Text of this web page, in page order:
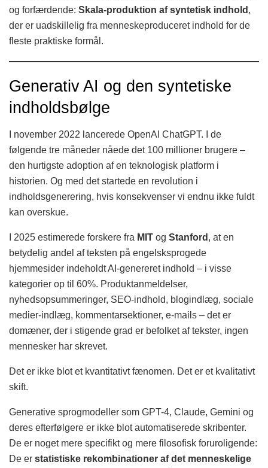
og forfærdende: Skala-produktion af syntetisk indhold ,
der er uadskillelig fra menneskeproduceret indhold for de
fleste praktiske formål.
Generativ AI og den syntetiske
indholdsbølge
I november 2022 lancerede OpenAI ChatGPT. I de
følgende tre måneder nåede det 100 millioner brugere –
den hurtigste adoption af en teknologisk platform i
historien. Og med det startede en revolution i
indholdsgenerering, hvis konsekvenser vi endnu ikke fuldt
kan overskue.
I 2025 estimerede forskere fra MIT og Stanford , at en
betydelig andel af teksten på engelsksprogede
hjemmesider indeholdt AI-genereret indhold – i visse
kategorier op til 60%. Produktanmeldelser,
nyhedsopsummeringer, SEO-indhold, blogindlæg, sociale
medier-indlæg, kommentarsektioner, e-mails – det er
domæner, der i stigende grad er befolket af tekster, ingen
mennesker har skrevet.
Det er ikke blot et kvantitativt fænomen. Det er et kvalitativt
skift.
Generative sprogmodeller som GPT-4, Claude, Gemini og
deres efterfølgere er ikke blot automatiserede skribenter.
De er noget mere specifikt og mere filosofisk foruroligende:
De er statistiske rekombinationer af det menneskelige